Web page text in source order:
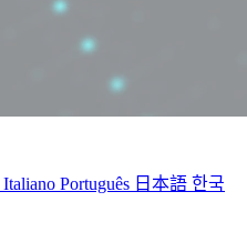
Italiano Português 日本語 한국